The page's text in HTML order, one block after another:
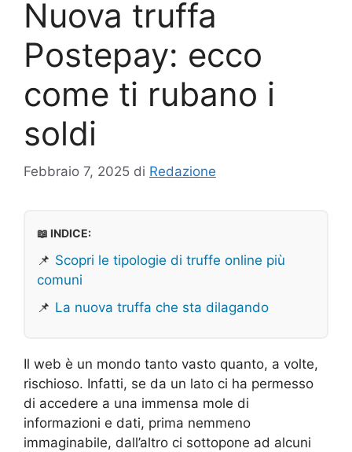
Nuova truffa
Postepay: ecco
come ti rubano i
soldi
Febbraio 7, 2025 di Redazione
📖 INDICE:
📌 Scopri le tipologie di truffe online più
comuni
📌 La nuova truffa che sta dilagando
Il web è un mondo tanto vasto quanto, a volte,
rischioso. Infatti, se da un lato ci ha permesso
di accedere a una immensa mole di
informazioni e dati, prima nemmeno
immaginabile, dall’altro ci sottopone ad alcuni